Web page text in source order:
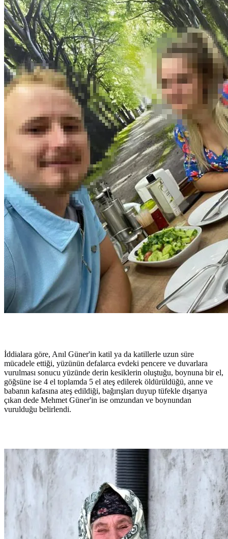
İddialara göre, Anıl Güner'in katil ya da katillerle uzun süre
mücadele ettiği, yüzünün defalarca evdeki pencere ve duvarlara
vurulması sonucu yüzünde derin kesiklerin oluştuğu, boynuna bir el,
göğsüne ise 4 el toplamda 5 el ateş edilerek öldürüldüğü, anne ve
babanın kafasına ateş edildiği, bağırışları duyup tüfekle dışarıya
çıkan dede Mehmet Güner'in ise omzundan ve boynundan
vurulduğu belirlendi.